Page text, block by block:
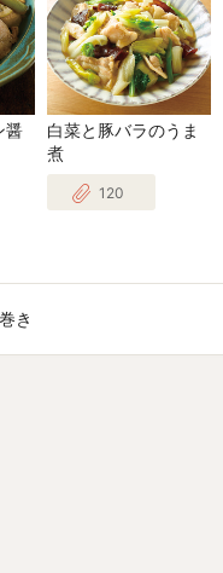
醤
白菜と豚バラのうま
煮
120
き